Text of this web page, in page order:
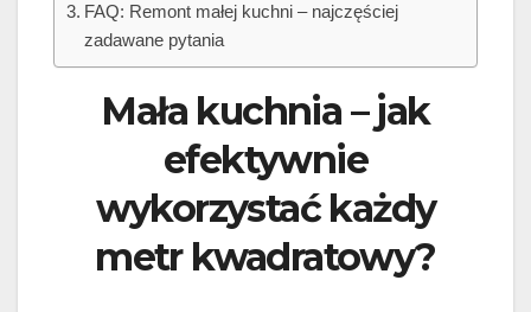
FAQ: Remont małej kuchni – najczęściej
zadawane pytania
Mała kuchnia – jak
efektywnie
wykorzystać każdy
metr kwadratowy?